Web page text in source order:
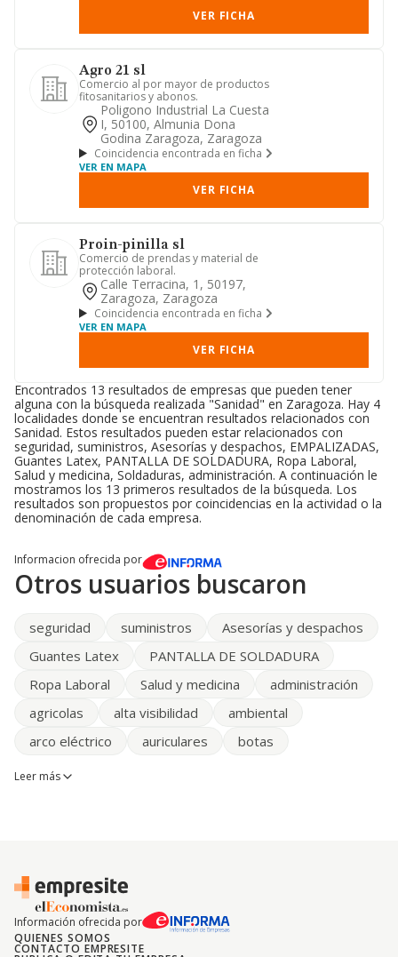
VER FICHA
Agro 21 sl
Comercio al por mayor de productos
fitosanitarios y abonos.
Poligono Industrial La Cuesta
I, 50100, Almunia Dona
Godina Zaragoza, Zaragoza
Coincidencia encontrada en ficha
VER EN MAPA
VER FICHA
Proin-pinilla sl
Comercio de prendas y material de
protección laboral.
Calle Terracina, 1, 50197,
Zaragoza, Zaragoza
Coincidencia encontrada en ficha
VER EN MAPA
VER FICHA
Encontrados 13 resultados de empresas que pueden tener
alguna con la búsqueda realizada "Sanidad" en Zaragoza. Hay 4
localidades donde se encuentran resultados relacionados con
Sanidad. Estos resultados pueden estar relacionados con
seguridad, suministros, Asesorías y despachos, EMPALIZADAS,
Guantes Latex, PANTALLA DE SOLDADURA, Ropa Laboral,
Salud y medicina, Soldaduras, administración. A continuación le
mostramos los 13 primeros resultados de la búsqueda. Los
resultados son propuestos por coincidencias en la actividad o la
denominación de cada empresa.
Informacion ofrecida por
Otros usuarios buscaron
seguridad suministros
Asesorías y despachos
Guantes Latex
PANTALLA DE SOLDADURA
Ropa Laboral
Salud y medicina
administración
agricolas
alta visibilidad
ambiental
arco eléctrico
auriculares botas
Leer más
Información ofrecida por
QUIENES SOMOS
CONTACTO EMPRESITE